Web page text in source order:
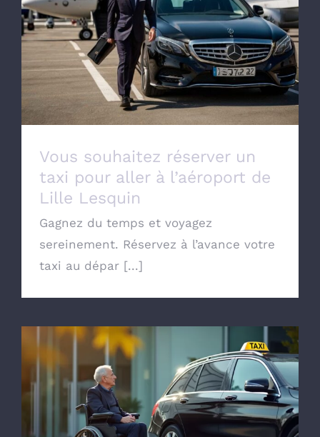
Vous souhaitez réserver un taxi pour aller
à l’aéroport de Lille Lesquin
Vous souhaitez réserver un
taxi pour aller à l’aéroport de
Lille Lesquin
Gagnez du temps et voyagez
sereinement. Réservez à l’avance votre
taxi au dépar [...]
Commander un taxi conventionné avec la
CPAM de Lille pour transport Médical